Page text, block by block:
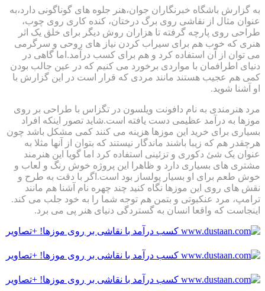
به گزارش باشگاه خبرنگاران جوان،هنر جلوه های گوناگونی دارد،به
عنوان مثال از نقاشی روی برگ درختان، کنده کاری روی چوب،
طراحی روی پارچه گرفته تا هزاران روش دیگر برای خلق یک اثر
هنری که خوب هم برای سیراب کردن نیاز های روحی و سرگرمی
می توان از آن استفاده کرد و هم برای کسب درآمد.اما گاهی در
دنیای اطرافمان با مواردی برخورد می کنیم که در عین جالب بودن
کمی هم عجیب هستند مانند مردی که قرار است در این گزارش با
او آشنا شوید.
مرد هنرمندی به نام دافونت ویلسون در تگزاس با طراحی بر روی
موزها به درآمد عظیمی دست یافته است.شاید تصور اینکه افراد
بسیاری برای خرید این موزها هزینه می کنند کمی مشکل باشد چون
هرچقدر هم که زیبا باشند ماندگار نیستند که بتوان از آنها مثلا به
عنوان یک شئ دکوری و تزئینی استفاده کرد اما گویا این هنرمند
مشتری های بسیاری دارد و ظاهرا این پروژه خوش رنگ و لعاب و
خوش طعم برای او بسیار پولساز بود است.اگر با دقت به طرح و
نقش های روی این موزها نگاه کنید چند چهره نام آشنا هم مانند
ترامپ، مرد عنکبوتی و بتمن هم توجه شما را به خود جلب می کند.
اینجاست که واقعا انسان به گستردگی دنیای هنر پی می برد.